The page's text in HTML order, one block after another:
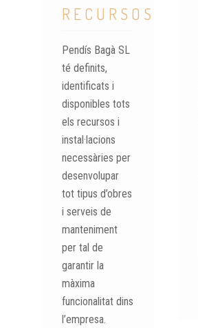
RECURSOS
Pendís Bagà SL
té definits,
identificats i
disponibles tots
els recursos i
instal·lacions
necessàries per
desenvolupar
tot tipus d’obres
i serveis de
manteniment
per tal de
garantir la
màxima
funcionalitat dins
l’empresa.